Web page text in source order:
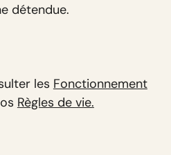
détendue.
les Fonctionnement
Règles de vie.